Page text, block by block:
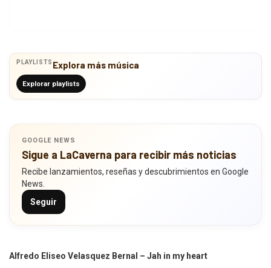
PLAYLISTS Explora más música
Explorar playlists
GOOGLE NEWS
Sigue a LaCaverna para recibir más noticias
Recibe lanzamientos, reseñas y descubrimientos en Google
News.
Seguir
Alfredo Eliseo Velasquez Bernal – Jah in my heart